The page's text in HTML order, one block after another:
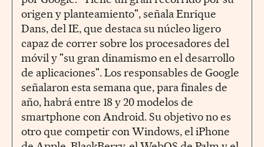
origen y planteamiento", señala Enrique
Dans, del IE, que destaca su núcleo ligero
capaz de correr sobre los procesadores del
móvil y "su gran dinamismo en el desarrollo
de aplicaciones". Los responsables de Google
señalaron esta semana que, para finales de
año, habrá entre 18 y 20 modelos de
smartphone con Android. Su objetivo no es
otro que competir con Windows, el iPhone